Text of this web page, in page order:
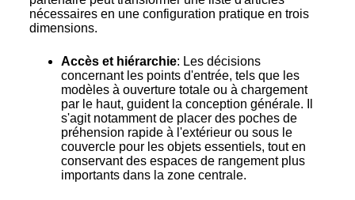
nécessaires en une configuration pratique en trois
dimensions.
Accès et hiérarchie: Les décisions
concernant les points d'entrée, tels que les
modèles à ouverture totale ou à chargement
par le haut, guident la conception générale. Il
s'agit notamment de placer des poches de
préhension rapide à l'extérieur ou sous le
couvercle pour les objets essentiels, tout en
conservant des espaces de rangement plus
importants dans la zone centrale.